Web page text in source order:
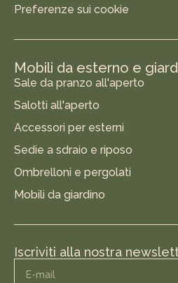
Preferenze sui cookie
Mobili da esterno e
Sale da pranzo all'aperto
Salotti all'aperto
Accessori per esterni
Sedie a sdraio e riposo
Ombrelloni e pergolati
Mobili da giardino
Iscriviti alla nostra